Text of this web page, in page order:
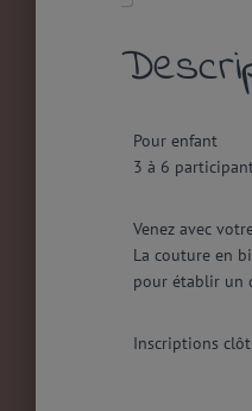
Pour enfant
3 à 6
Venez avec
La couture en
pour établir un
Inscriptions